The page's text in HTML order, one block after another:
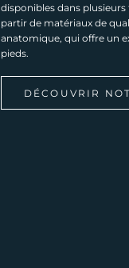
disponibles dans
partir de matériaux de
anatomique, qui offre un
pieds.
DÉCOUVRIR